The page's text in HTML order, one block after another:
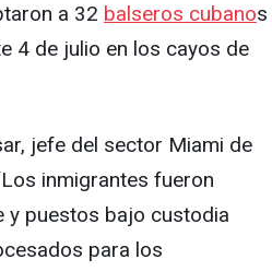
a 32 balseros cubanos
4 de julio en los cayos de
jefe del sector Miami de
inmigrantes fueron
y puestos bajo custodia
​​para los